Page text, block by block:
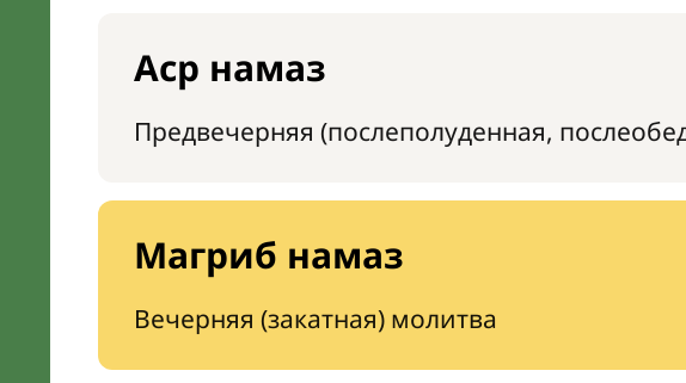
Аср намаз
Предвечерняя (послеполуденная,
Магриб намаз
Вечерняя (закатная) молитва